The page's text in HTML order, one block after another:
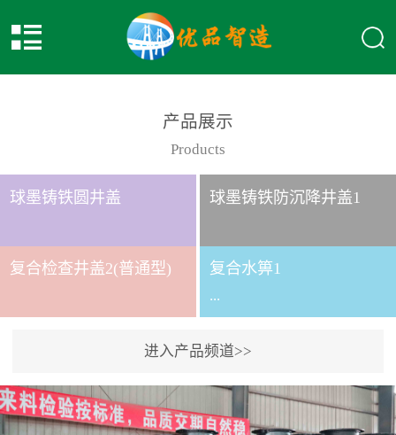
产品展示
Products
球墨铸铁圆井盖 球墨铸铁防沉降井盖1
复合检查井盖2(普通型) 复合水箅1
...
给排水应用系列时间
2017-2-15
进入产品频道>>